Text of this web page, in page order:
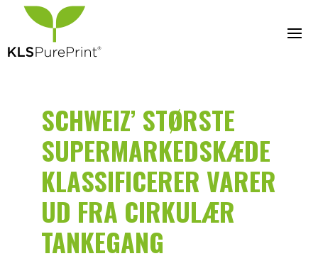
SCHWEIZ’ STØRSTE
SUPERMARKEDSKÆDE
KLASSIFICERER VARER
UD FRA CIRKULÆR
TANKEGANG